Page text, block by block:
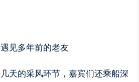
见多年前的老友
天的采风环节，嘉宾们还乘船深